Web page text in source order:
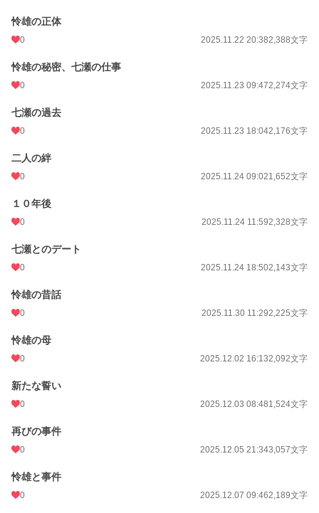
怜雄の正体
0 2025.11.22 20:382,388文字
怜雄の秘密、七瀬の仕事
0 2025.11.23 09:472,274文字
七瀬の過去
0 2025.11.23 18:042,176文字
二人の絆
0 2025.11.24 09:021,652文字
１０年後
0 2025.11.24 11:592,328文字
七瀬とのデート
0 2025.11.24 18:502,143文字
怜雄の昔話
0 2025.11.30 11:292,225文字
怜雄の母
0 2025.12.02 16:132,092文字
新たな誓い
0 2025.12.03 08:481,524文字
再びの事件
0 2025.12.05 21:343,057文字
怜雄と事件
0 2025.12.07 09:462,189文字